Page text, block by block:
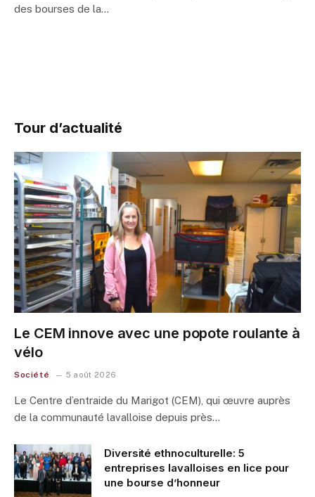
des bourses de la…
Tour d’actualité
Le CEM innove avec une popote roulante à
vélo
Société 5 août 2026
Le Centre d’entraide du Marigot (CEM), qui œuvre auprès
de la communauté lavalloise depuis près…
Diversité ethnoculturelle: 5
entreprises lavalloises en lice pour
une bourse d’honneur